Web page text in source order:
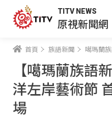
TITV NEWS
原視新聞網
首頁 族語新聞 噶瑪蘭
【噶瑪蘭族語
洋左岸藝術節
場